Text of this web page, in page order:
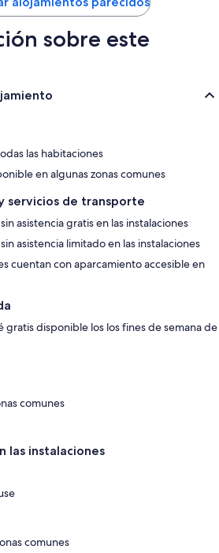
112 €
sobre este
las habitaciones
en algunas zonas comunes
servicios de transporte
asistencia gratis en las instalaciones
asistencia limitado en las instalaciones
cuentan con aparcamiento accesible en
gratis disponible los los fines de semana de
comunes
las instalaciones
comunes